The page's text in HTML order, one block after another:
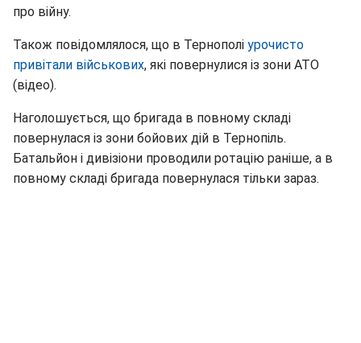
про війну.
Також повідомлялося, що в Тернополі урочисто
привітали військових, які повернулися із зони АТО
(відео).
Наголошується, що бригада в повному складі
повернулася із зони бойових дій в Тернопіль.
Батальйон і дивізіони проводили ротацію раніше, а в
повному складі бригада повернулася тільки зараз.